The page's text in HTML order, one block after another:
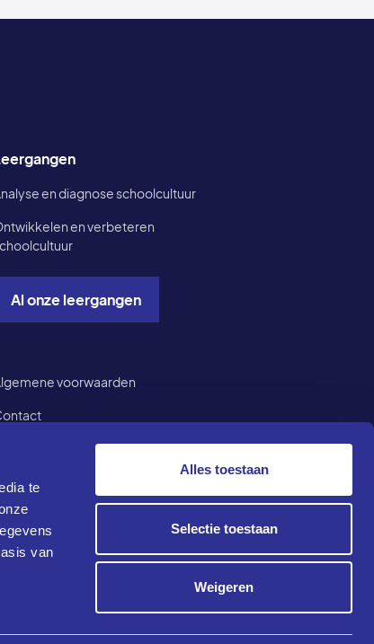
te
van
Alles toestaan
Selectie toestaan
Weigeren
en diagnose schoolcultuur
en verbeteren
Al onze leergangen
onderkant
voorwaarden
Privacyverklaring
of compliment